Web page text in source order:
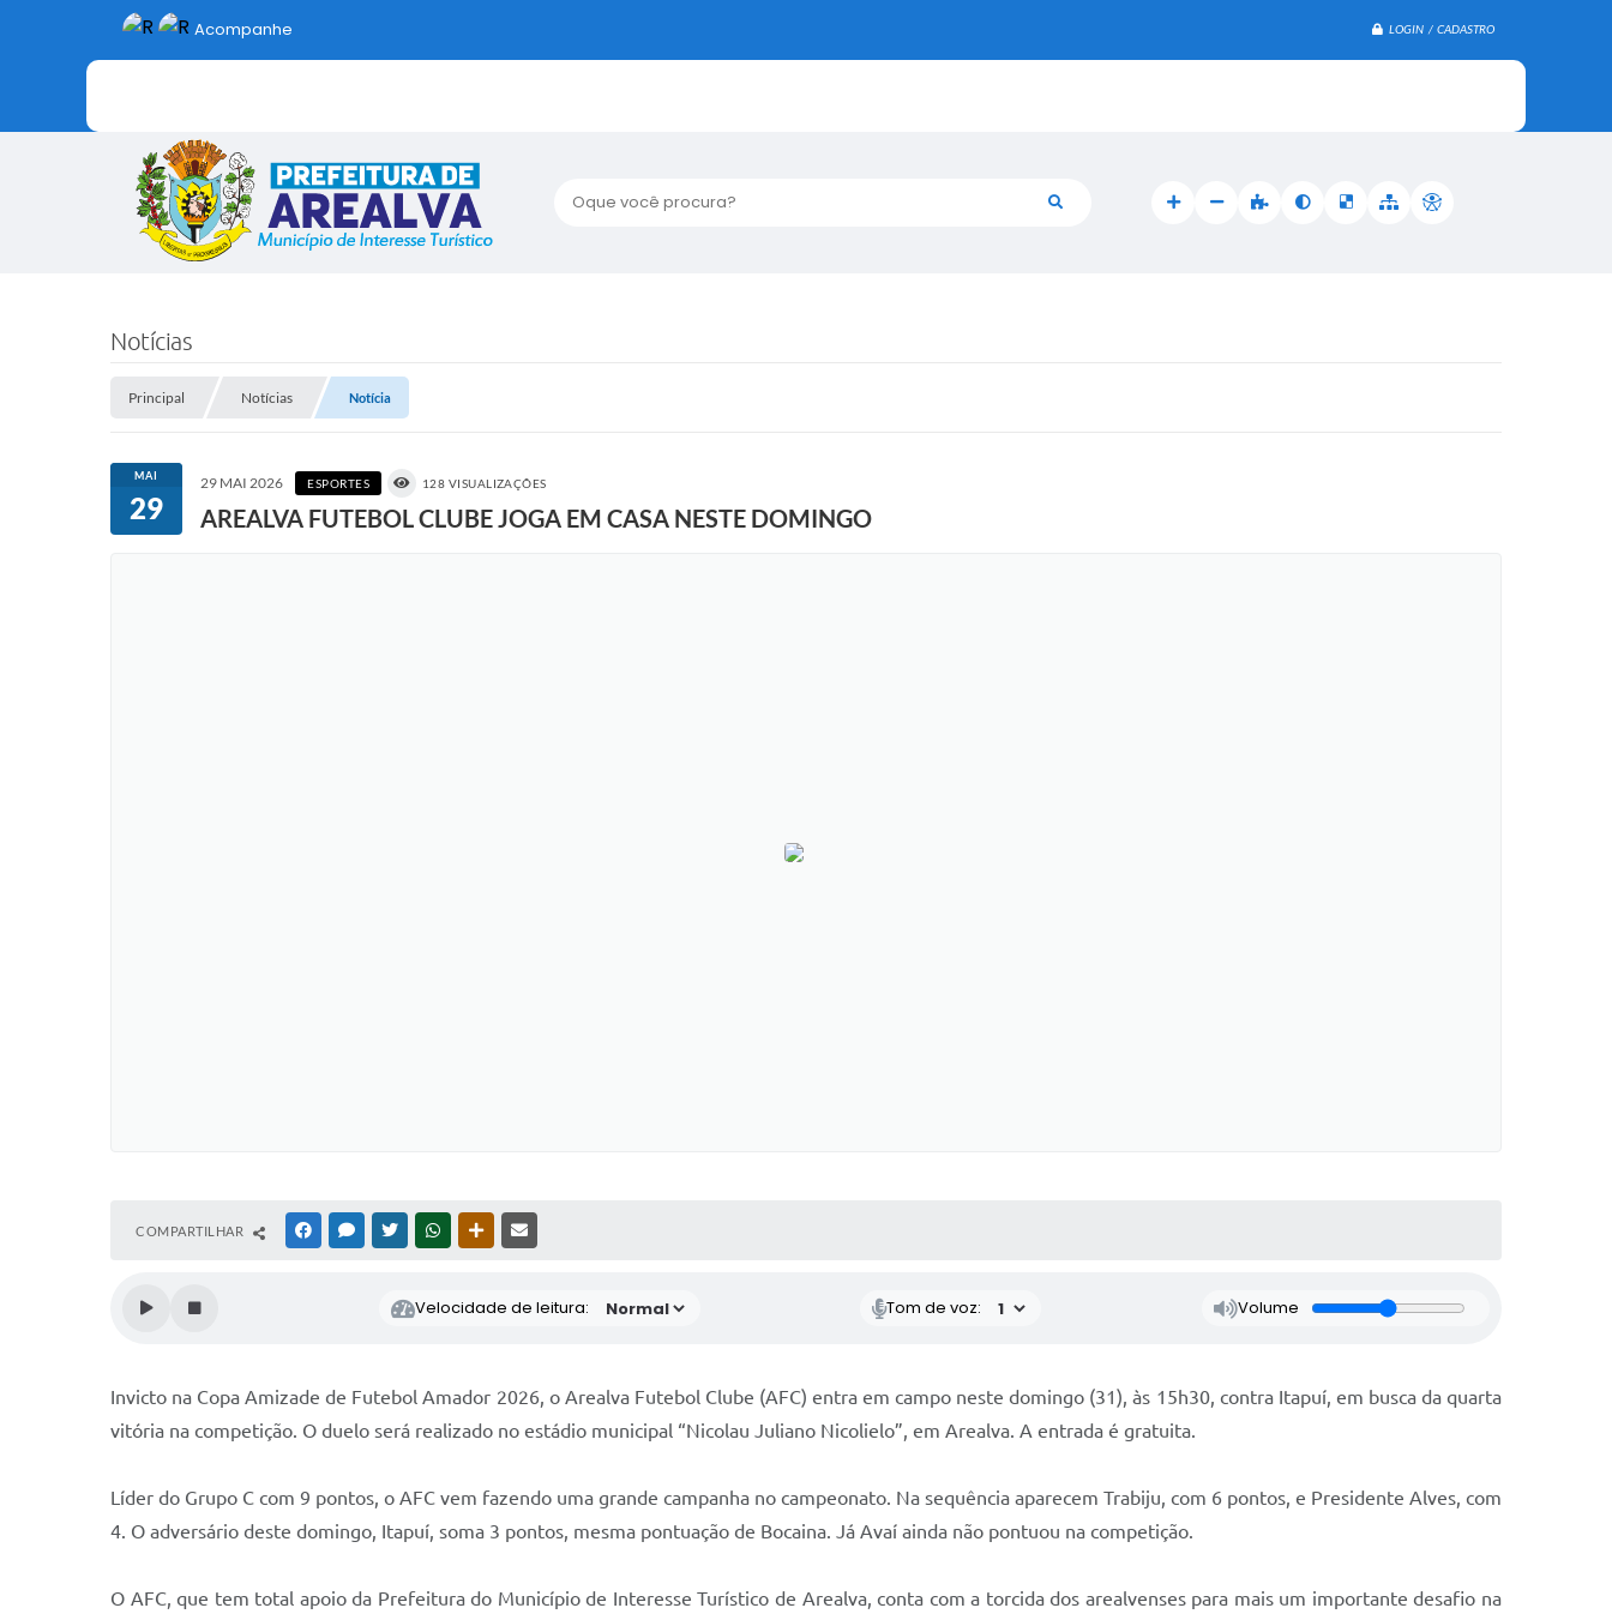
LOGIN / CADASTRO
Oque você procura?
Acompanhe
Notícias
Principal Notícias Notícia
MAI
29
29 MAI 2026 ESPORTES 128 VISUALIZAÇÕES
AREALVA FUTEBOL CLUBE JOGA EM CASA NESTE DOMINGO
COMPARTILHAR FACEBOOKMESSENGER
TWITTERWHATSAPPOUTRAS MÍDIAS
Velocidade de leitura: Tom de voz: Volume
Invicto na Copa Amizade de Futebol Amador 2026, o Arealva Futebol Clube (AFC) entra em campo neste domingo (31), às 15h30, contra Itapuí, em busca da quarta
vitória na competição. O duelo será realizado no estádio municipal “Nicolau Juliano Nicolielo”, em Arealva. A entrada é gratuita.
Líder do Grupo C com 9 pontos, o AFC vem fazendo uma grande campanha no campeonato. Na sequência aparecem Trabiju, com 6 pontos, e Presidente Alves, com
4. O adversário deste domingo, Itapuí, soma 3 pontos, mesma pontuação de Bocaina. Já Avaí ainda não pontuou na competição.
O AFC, que tem total apoio da Prefeitura do Município de Interesse Turístico de Arealva, conta com a torcida dos arealvenses para mais um importante desafio na